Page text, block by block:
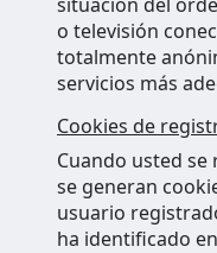
o televisión
totalmente
servicios más
Cookies de
Cuando usted
se generan
usuario
ha identificado